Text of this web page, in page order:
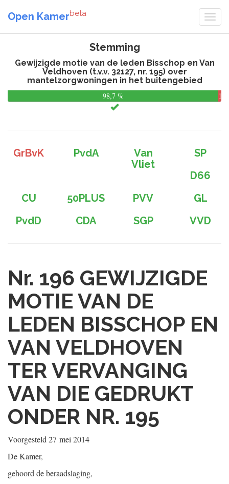
Open Kamerbeta
Stemming
Gewijzigde motie van de leden Bisschop en Van
Veldhoven (t.v.v. 32127, nr. 195) over
mantelzorgwoningen in het buitengebied
98,7 %
1,3
GrBvK PvdA
Van
Vliet
SP
D66
CU
50PLUS PVV
GL
PvdD
CDA SGP VVD
Nr. 196 GEWIJZIGDE
MOTIE VAN DE
LEDEN BISSCHOP EN
VAN VELDHOVEN
TER VERVANGING
VAN DIE GEDRUKT
ONDER NR. 195
Voorgesteld 27 mei 2014
De Kamer,
gehoord de beraadslaging,